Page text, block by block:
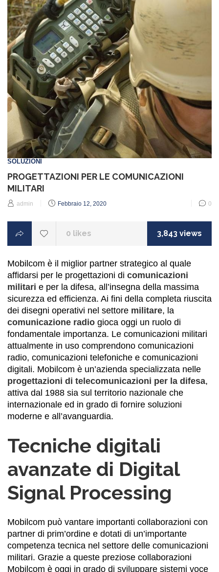
SOLUZIONI
PROGETTAZIONI PER LE COMUNICAZIONI
MILITARI
admin
Posted
Febbraio 12, 2020 0
0 likes 3,843 views
Mobilcom è il miglior partner strategico al quale
affidarsi per le progettazioni di comunicazioni
militari e per la difesa, all’insegna della massima
sicurezza ed efficienza. Ai fini della completa riuscita
dei disegni operativi nel settore militare, la
comunicazione radio gioca oggi un ruolo di
fondamentale importanza. Le comunicazioni militari
attualmente in uso comprendono comunicazioni
radio, comunicazioni telefoniche e comunicazioni
digitali. Mobilcom è un’azienda specializzata nelle
progettazioni di telecomunicazioni per la difesa,
attiva dal 1988 sia sul territorio nazionale che
internazionale ed in grado di fornire soluzioni
moderne e all’avanguardia.
Tecniche digitali
avanzate di Digital
Signal Processing
Mobilcom può vantare importanti collaborazioni con
partner di prim’ordine e dotati di un’importante
competenza tecnica nel settore delle comunicazioni
militari. Grazie a queste preziose collaborazioni
Mobilcom è oggi in grado di sviluppare sistemi voce